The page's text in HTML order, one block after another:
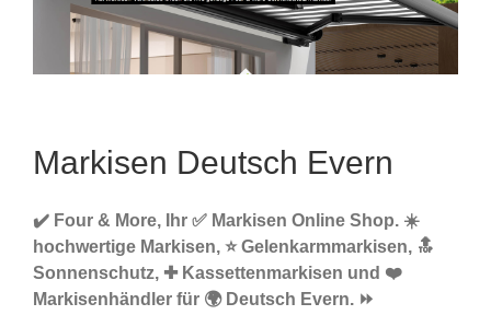
Markisen Deutsch Evern
✔️ Four & More, Ihr ✅ Markisen Online Shop. ☀️
hochwertige Markisen, ⭐ Gelenkarmmarkisen, 🔝
Sonnenschutz, ✚ Kassettenmarkisen und ❤️
Markisenhändler für 🌍 Deutsch Evern. ⏩